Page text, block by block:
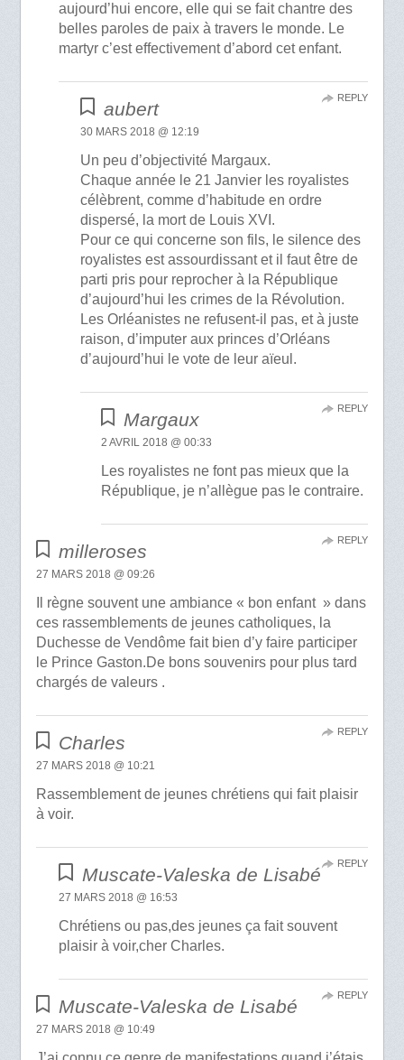
aujourd’hui encore, elle qui se fait chantre des
belles paroles de paix à travers le monde. Le
martyr c’est effectivement d’abord cet enfant.
aubert
30 MARS 2018 @ 12:19
Un peu d’objectivité Margaux.
Chaque année le 21 Janvier les royalistes
célèbrent, comme d’habitude en ordre
dispersé, la mort de Louis XVI.
Pour ce qui concerne son fils, le silence des
royalistes est assourdissant et il faut être de
parti pris pour reprocher à la République
d’aujourd’hui les crimes de la Révolution.
Les Orléanistes ne refusent-il pas, et à juste
raison, d’imputer aux princes d’Orléans
d’aujourd’hui le vote de leur aïeul.
REPLY
Margaux
2 AVRIL 2018 @ 00:33
Les royalistes ne font pas mieux que la
République, je n’allègue pas le contraire.
REPLY
milleroses
27 MARS 2018 @ 09:26
Il règne souvent une ambiance « bon enfant » dans
ces rassemblements de jeunes catholiques, la
Duchesse de Vendôme fait bien d’y faire participer
le Prince Gaston.De bons souvenirs pour plus tard
chargés de valeurs .
REPLY
Charles
27 MARS 2018 @ 10:21
Rassemblement de jeunes chrétiens qui fait plaisir
à voir.
REPLY
Muscate-Valeska de Lisabé
27 MARS 2018 @ 16:53
Chrétiens ou pas,des jeunes ça fait souvent
plaisir à voir,cher Charles.
REPLY
Muscate-Valeska de Lisabé
27 MARS 2018 @ 10:49
REPLY